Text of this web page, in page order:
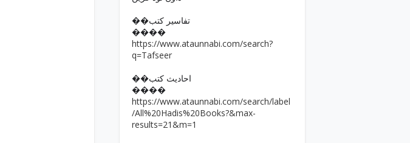
��تفاسیر کتب
����
https://www.ataunnabi.com/search?
q=Tafseer
��احادیث کتب
����
https://www.ataunnabi.com/search/label
/All%20Hadis%20Books?&max-
results=21&m=1